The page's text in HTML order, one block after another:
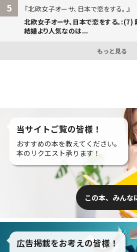
5
北欧女子オーサ、日本で恋をする。
北欧女子オーサ、日本で恋をする。:(7)
結婚より人気なのは...
もっと見る
当サイトご覧の皆様！
おすすめの本を教えてください。
本のリクエスト承ります！
この本、みんな
広告掲載をお考えの皆様！